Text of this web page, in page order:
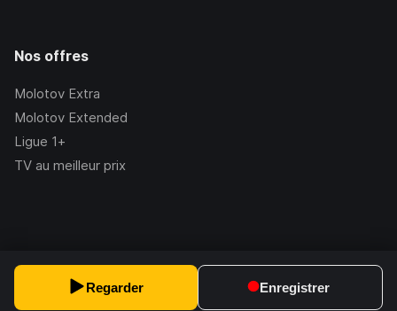
Regarder Enregistrer
Nos offres
Molotov Extra
Molotov Extended
Ligue 1+
TV au meilleur prix
2.228.1